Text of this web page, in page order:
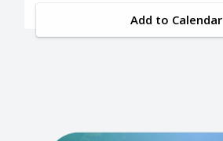
Add to Calendar